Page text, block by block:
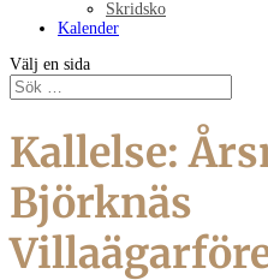
Skridsko
Kalender
Välj en sida
Kallelse:
Björknäs